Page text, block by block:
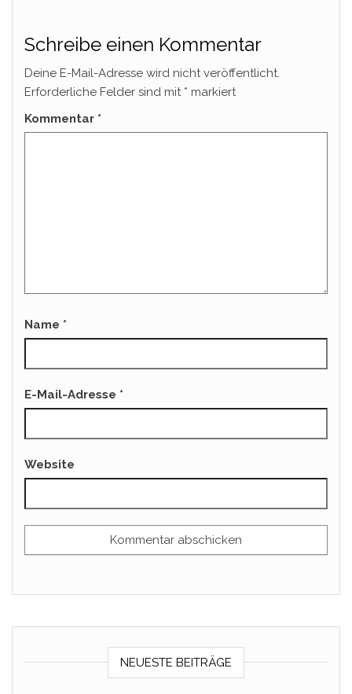
Schreibe einen Kommentar
Deine E-Mail-Adresse wird nicht veröffentlicht.
Erforderliche Felder sind mit * markiert
Kommentar *
Name *
E-Mail-Adresse *
Website
NEUESTE BEITRÄGE